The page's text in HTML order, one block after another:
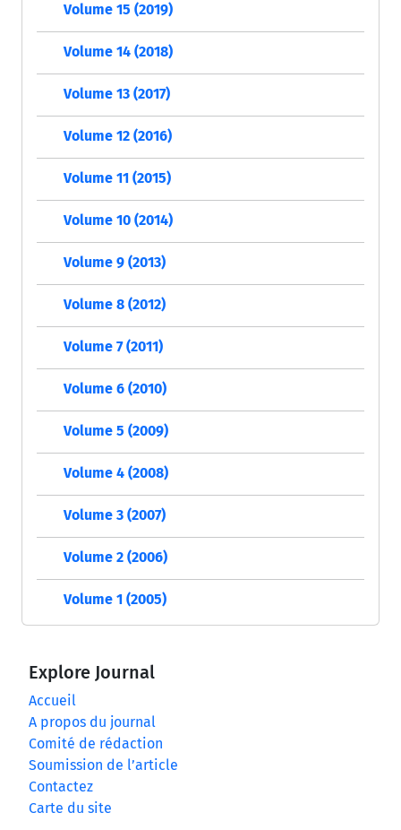
Volume 15 (2019)
Volume 14 (2018)
Volume 13 (2017)
Volume 12 (2016)
Volume 11 (2015)
Volume 10 (2014)
Volume 9 (2013)
Volume 8 (2012)
Volume 7 (2011)
Volume 6 (2010)
Volume 5 (2009)
Volume 4 (2008)
Volume 3 (2007)
Volume 2 (2006)
Volume 1 (2005)
Explore Journal
Accueil
A propos du journal
Comité de rédaction
Soumission de l’article
Contactez
Carte du site